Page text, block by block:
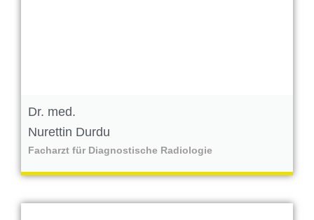
Dr. med.
Nurettin Durdu
Facharzt für Diagnostische Radiologie